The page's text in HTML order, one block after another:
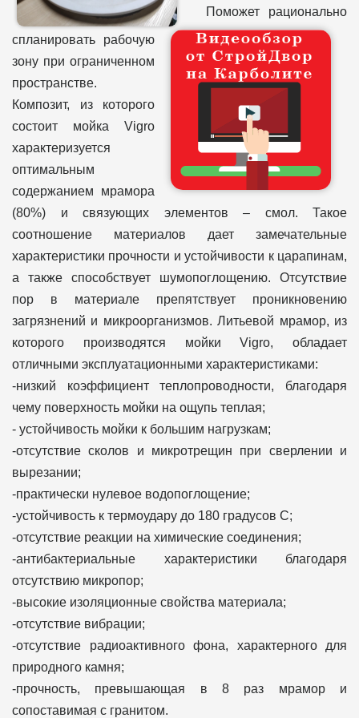
Поможет рационально
спланировать рабочую
зону при ограниченном
пространстве.
Композит, из которого
состоит мойка Vigro
характеризуется
оптимальным
содержанием мрамора
(80%) и связующих элементов – смол. Такое
соотношение материалов дает замечательные
характеристики прочности и устойчивости к царапинам,
а также способствует шумопоглощению. Отсутствие
пор в материале препятствует проникновению
загрязнений и микроорганизмов. Литьевой мрамор, из
которого производятся мойки Vigro, обладает
отличными эксплуатационными характеристиками:
-низкий коэффициент теплопроводности, благодаря
чему поверхность мойки на ощупь теплая;
- устойчивость мойки к большим нагрузкам;
-отсутствие сколов и микротрещин при сверлении и
вырезании;
-практически нулевое водопоглощение;
-устойчивость к термоудару до 180 градусов С;
-отсутствие реакции на химические соединения;
-антибактериальные характеристики благодаря
отсутствию микропор;
-высокие изоляционные свойства материала;
-отсутствие вибрации;
-отсутствие радиоактивного фона, характерного для
природного камня;
-прочность, превышающая в 8 раз мрамор и
сопоставимая с гранитом.